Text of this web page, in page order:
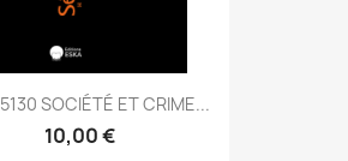
SOCIÉTÉ ET CRIME...
10,00 €